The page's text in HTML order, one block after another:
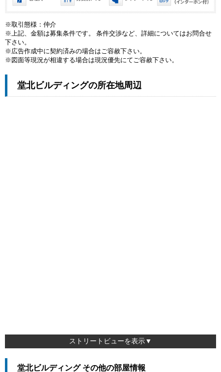
※取引態様：仲介
※上記、金額は募集条件です。 条件交渉など、詳細についてはお問合せ
下さい。
※広告作成中に契約済みの場合はご容赦下さい。
※図面等現況が相違する場合は現況優先にてご容赦下さい。
堂北ビルディングの所在地周辺
ストリートビューを表示▼
堂北ビルディング その他の部屋情報